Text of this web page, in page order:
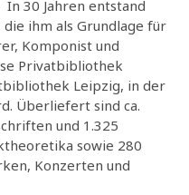
30 Jahren entstand
ihm als Grundlage für
Komponist und
Privatbibliothek
Leipzig, in der
Überliefert sind ca.
und 1.325
sowie 280
Konzerten und